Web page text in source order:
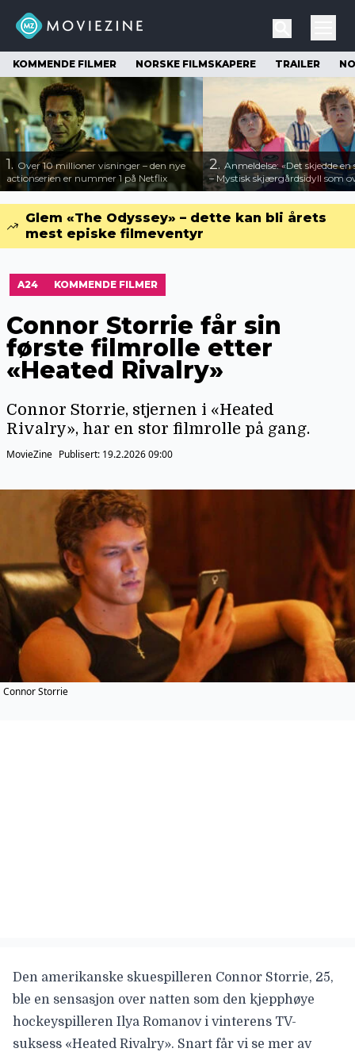
KOMMENDE FILMER NORSKE FILMSKAPERE TRAILER
1. Over 10 millioner visninger – den nye
actionserien er nummer 1 på Netflix
2. Anmeldelse: «Det skjedde
– Mystisk skjærgårdsidyll som
Glem «The Odyssey» – dette kan bli årets
mest episke filmeventyr
A24 KOMMENDE FILMER
Connor Storrie får sin
første filmrolle etter
«Heated Rivalry»
Connor Storrie, stjernen i «Heated
Rivalry», har en stor filmrolle på gang.
MovieZine Publisert: 19.2.2026 09:00
Connor Storrie
Den amerikanske skuespilleren Connor Storrie, 25,
ble en sensasjon over natten som den kjepphøye
hockeyspilleren Ilya Romanov i vinterens TV-
suksess «Heated Rivalry». Snart får vi se mer av